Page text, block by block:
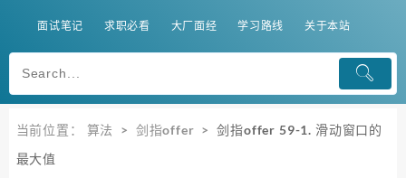
面试笔记 求职必看 大厂面经 学习路线 关于本站
当前位置： 算法 > 剑指offer >剑指offer 59-1. 滑动窗口的
最大值